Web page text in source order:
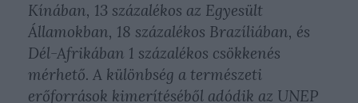
Kínában, 13 százalékos az Egyesült
Államokban, 18 százalékos Brazíliában, és
Dél-Afrikában 1 százalékos csökkenés
mérhető. A különbség a természeti
erőforrások kimerítéséből adódik az UNEP